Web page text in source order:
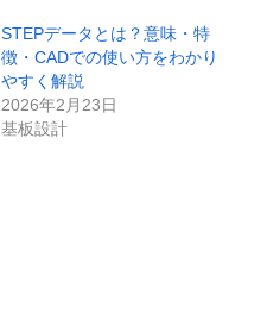
STEPデータとは？意味・特
徴・CADでの使い方をわかり
やすく解説
2026年2月23日
基板設計